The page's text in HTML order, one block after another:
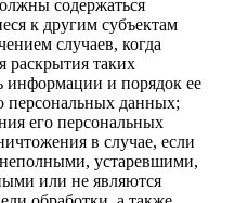
содержаться
к другим субъектам
случаев, когда
раскрытия таких
информации и порядок ее
персональных данных;
его персональных
в случае, если
устаревшими,
или не являются